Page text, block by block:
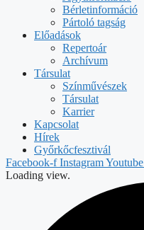
Bérletinformáció
Pártoló tagság
Előadások
Repertoár
Archívum
Társulat
Színművészek
Társulat
Karrier
Kapcsolat
Hírek
Győrkőcfesztivál
Facebook-f InstagramYoutube
Loading view.